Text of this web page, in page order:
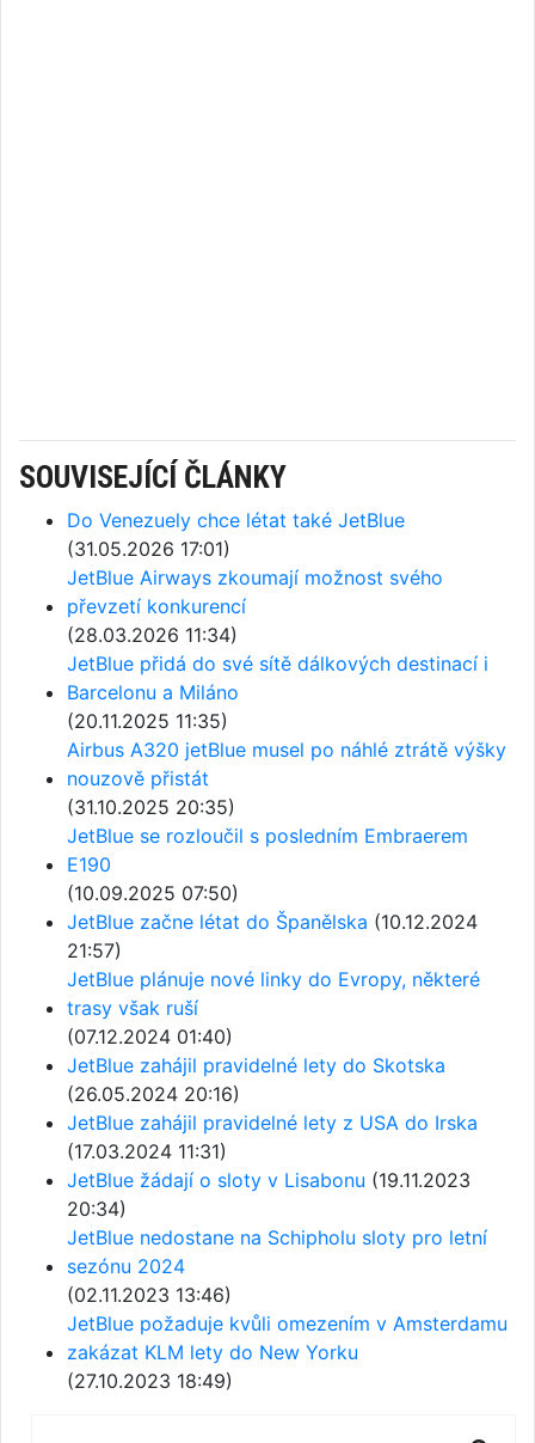
SOUVISEJÍCÍ ČLÁNKY
Do Venezuely chce létat také JetBlue
(31.05.2026 17:01)
JetBlue Airways zkoumají možnost svého
převzetí konkurencí
(28.03.2026 11:34)
JetBlue přidá do své sítě dálkových destinací i
Barcelonu a Miláno
(20.11.2025 11:35)
Airbus A320 jetBlue musel po náhlé ztrátě výšky
nouzově přistát
(31.10.2025 20:35)
JetBlue se rozloučil s posledním Embraerem
E190
(10.09.2025 07:50)
JetBlue začne létat do Španělska (10.12.2024
21:57)
JetBlue plánuje nové linky do Evropy, některé
trasy však ruší
(07.12.2024 01:40)
JetBlue zahájil pravidelné lety do Skotska
(26.05.2024 20:16)
JetBlue zahájil pravidelné lety z USA do Irska
(17.03.2024 11:31)
JetBlue žádají o sloty v Lisabonu (19.11.2023
20:34)
JetBlue nedostane na Schipholu sloty pro letní
sezónu 2024
(02.11.2023 13:46)
JetBlue požaduje kvůli omezením v Amsterdamu
zakázat KLM lety do New Yorku
(27.10.2023 18:49)